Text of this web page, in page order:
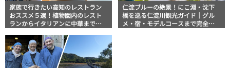
家族で行きたい高知のレストラン
おススメ５選！植物園内のレスト
ランからイタリアンに中華まで楽
仁淀ブルーの絶景！にこ淵・沈下
橋を巡る仁淀川観光ガイド｜グル
メ・宿・モデルコースまで完全網